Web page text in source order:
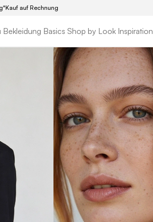
Kauf auf Rechnung
Bekleidung Basics Shop by Look Inspiration